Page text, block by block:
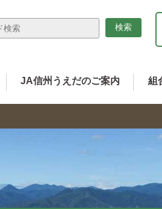
JA信州うえだのご案内 組